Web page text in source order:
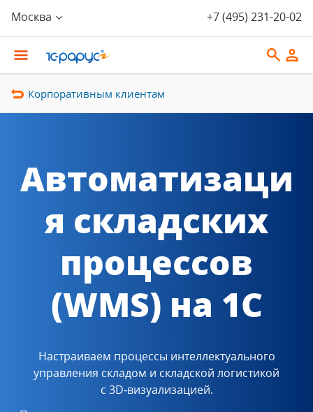
Москва +7 (495) 231-20-02
Корпоративным клиентам
Автоматизаци
я складских
процессов
(WMS) на 1С
Настраиваем процессы интеллектуального
управления складом и складской логистикой
с 3D‑визуализацией.